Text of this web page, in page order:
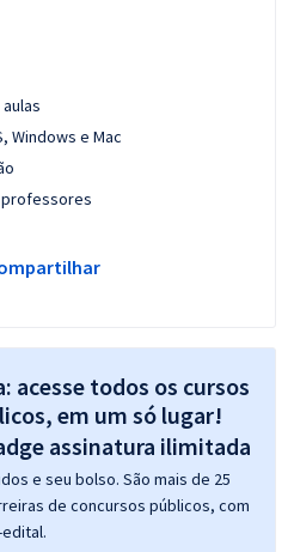
Windows e Mac
professores
acesse todos os cursos
em um só lugar!
e seu bolso. São mais de 25
de concursos públicos, com